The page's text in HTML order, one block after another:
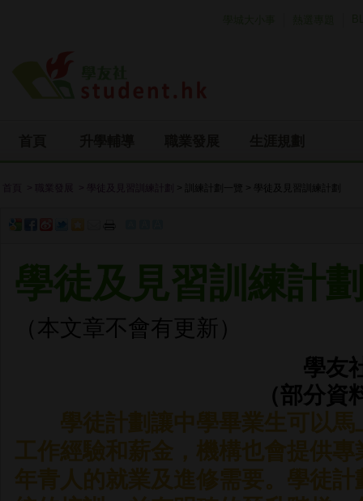
> 訓練計劃一覽 > 學徒及見習訓練計劃
學徒及見習訓練計
（本文章不會有更新）
學友
（部分